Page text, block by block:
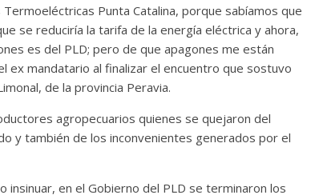
Punta Catalina, porque sabíamos que
se reduciría la tarifa de la energía eléctrica y ahora,
es del PLD; pero de que apagones me están
ex mandatario al finalizar el encuentro que sostuvo
de la provincia Peravia.
agropecuarios quienes se quejaron del
y también de los inconvenientes generados por el
insinuar, en el Gobierno del PLD se terminaron los